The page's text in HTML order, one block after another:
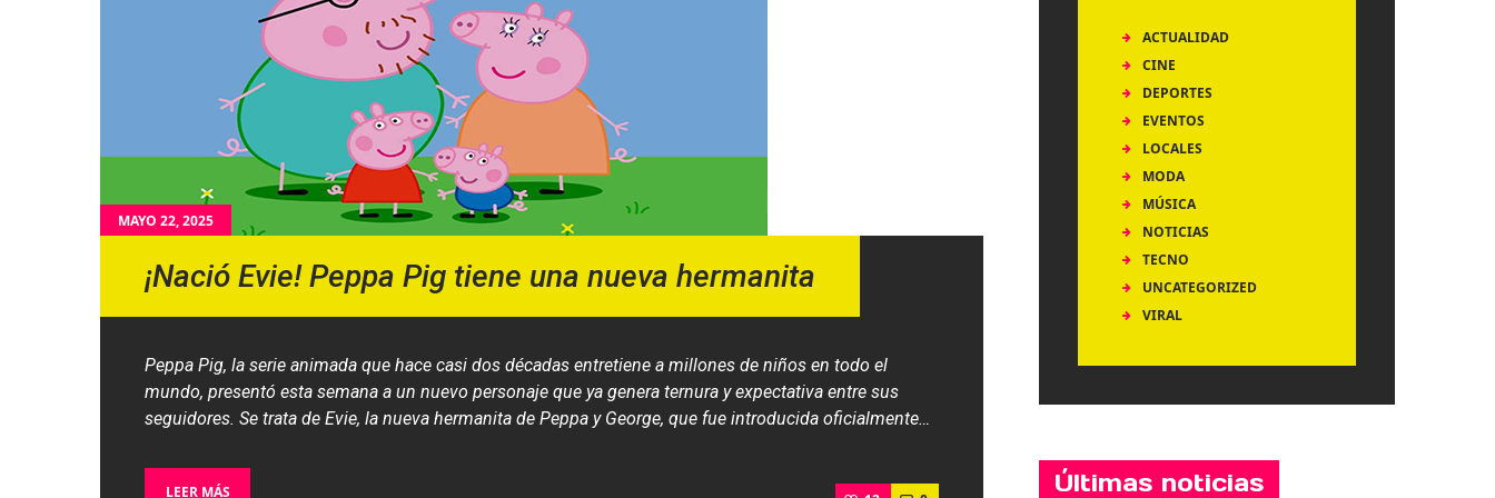
MAYO 22, 2025
¡Nació Evie! Peppa Pig tiene una nueva hermanita
Peppa Pig, la serie animada que hace casi dos décadas entretiene a millones de niños en todo el
mundo, presentó esta semana a un nuevo personaje que ya genera ternura y expectativa entre sus
seguidores. Se trata de Evie, la nueva hermanita de Peppa y George, que fue introducida oficialmente…
LEER MÁS
ACTUALIDAD
CINE
DEPORTES
EVENTOS
LOCALES
MODA
MÚSICA
NOTICIAS
TECNO
UNCATEGORIZED
VIRAL
Últimas noticias